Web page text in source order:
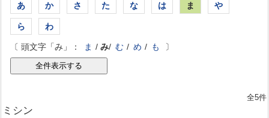
あ か さ た な は ま や
ら わ
〔 頭文字「み」： ま / み/ む / め / も 〕
全5件
ミシン